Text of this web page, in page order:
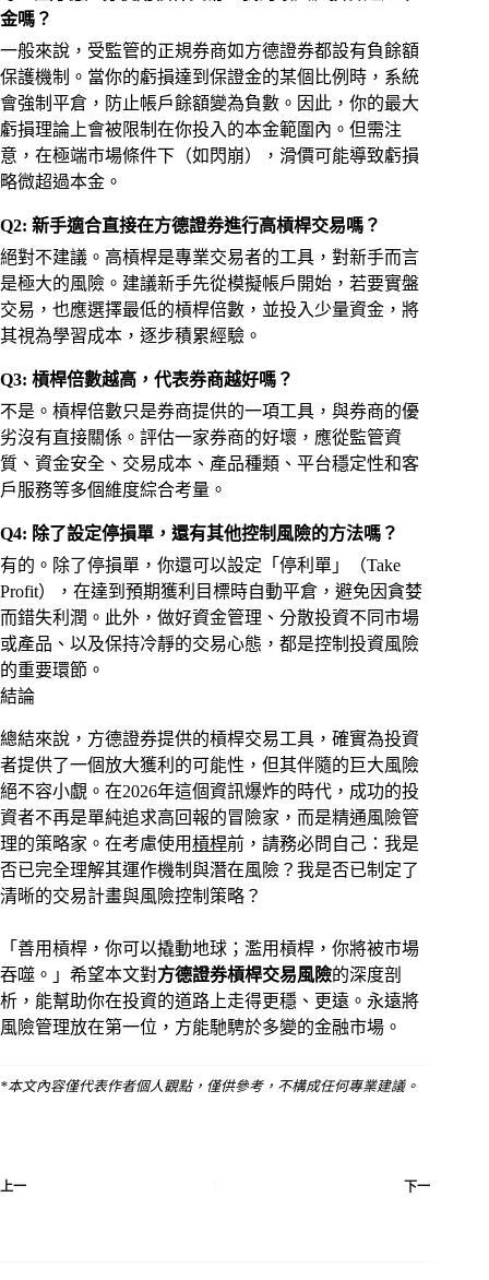
金嗎？
一般來說，受監管的正規券商如方德證券都設有負餘額
保護機制。當你的虧損達到保證金的某個比例時，系統
會強制平倉，防止帳戶餘額變為負數。因此，你的最大
虧損理論上會被限制在你投入的本金範圍內。但需注
意，在極端市場條件下（如閃崩），滑價可能導致虧損
略微超過本金。
Q2: 新手適合直接在方德證券進行高槓桿交易嗎？
絕對不建議。高槓桿是專業交易者的工具，對新手而言
是極大的風險。建議新手先從模擬帳戶開始，若要實盤
交易，也應選擇最低的槓桿倍數，並投入少量資金，將
其視為學習成本，逐步積累經驗。
Q3: 槓桿倍數越高，代表券商越好嗎？
不是。槓桿倍數只是券商提供的一項工具，與券商的優
劣沒有直接關係。評估一家券商的好壞，應從監管資
質、資金安全、交易成本、產品種類、平台穩定性和客
戶服務等多個維度綜合考量。
Q4: 除了設定停損單，還有其他控制風險的方法嗎？
有的。除了停損單，你還可以設定「停利單」（Take
Profit），在達到預期獲利目標時自動平倉，避免因貪婪
而錯失利潤。此外，做好資金管理、分散投資不同市場
或產品、以及保持冷靜的交易心態，都是控制 投資風險
的重要環節。
結論
總結來說，方德證券提供的槓桿交易工具，確實為投資
者提供了一個放大獲利的可能性，但其伴隨的巨大風險
絕不容小覷。在2026年這個資訊爆炸的時代，成功的投
資者不再是單純追求高回報的冒險家，而是精通風險管
理的策略家。在考慮使用槓桿前，請務必問自己：我是
否已完全理解其運作機制與潛在風險？我是否已制定了
清晰的交易計畫與風險控制策略？
「善用槓桿，你可以撬動地球；濫用槓桿，你將被市場
吞噬。」希望本文對方德證券槓桿交易風險的深度剖
析，能幫助你在投資的道路上走得更穩、更遠。永遠將
風險管理放在第一位，方能馳騁於多變的金融市場。
*本文內容僅代表作者個人觀點，僅供參考，不構成任何專業建議。
上一 下一